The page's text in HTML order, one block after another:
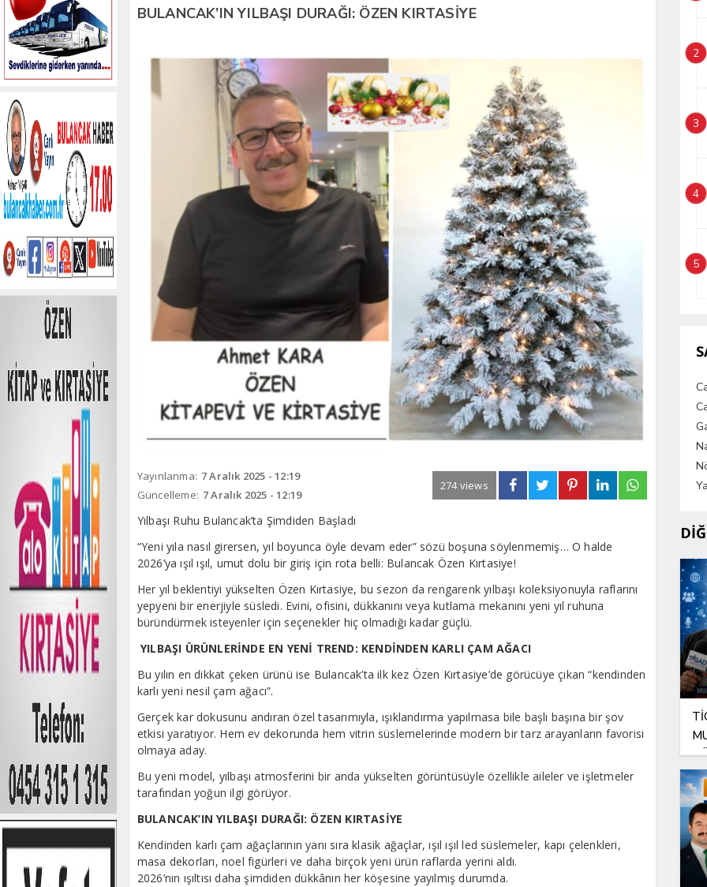
BULANCAK’IN YILBAŞI DURAĞI: ÖZEN KIRTASİYE
Yayınlanma: 7 Aralık 2025 - 12:19
Güncelleme: 7 Aralık 2025 - 12:19
274 views
Yılbaşı Ruhu Bulancak’ta Şimdiden Başladı
“Yeni yıla nasıl girersen, yıl boyunca öyle devam eder” sözü boşuna söylenmemiş… O halde
2026’ya ışıl ışıl, umut dolu bir giriş için rota belli: Bulancak Özen Kırtasiye!
Her yıl beklentiyi yükselten Özen Kırtasiye, bu sezon da rengarenk yılbaşı koleksiyonuyla raflarını
yepyeni bir enerjiyle süsledi. Evini, ofisini, dükkanını veya kutlama mekanını yeni yıl ruhuna
büründürmek isteyenler için seçenekler hiç olmadığı kadar güçlü.
YILBAŞI ÜRÜNLERİNDE EN YENİ TREND: KENDİNDEN KARLI ÇAM AĞACI
Bu yılın en dikkat çeken ürünü ise Bulancak’ta ilk kez Özen Kırtasiye’de görücüye çıkan “kendinden
karlı yeni nesil çam ağacı”.
Gerçek kar dokusunu andıran özel tasarımıyla, ışıklandırma yapılmasa bile başlı başına bir şov
etkisi yaratıyor. Hem ev dekorunda hem vitrin süslemelerinde modern bir tarz arayanların favorisi
olmaya aday.
Bu yeni model, yılbaşı atmosferini bir anda yükselten görüntüsüyle özellikle aileler ve işletmeler
tarafından yoğun ilgi görüyor.
BULANCAK’IN YILBAŞI DURAĞI: ÖZEN KIRTASİYE
Kendinden karlı çam ağaçlarının yanı sıra klasik ağaçlar, ışıl ışıl led süslemeler, kapı çelenkleri,
masa dekorları, noel figürleri ve daha birçok yeni ürün raflarda yerini aldı.
2026’nın ışıltısı daha şimdiden dükkânın her köşesine yayılmış durumda.
2
3
4
5